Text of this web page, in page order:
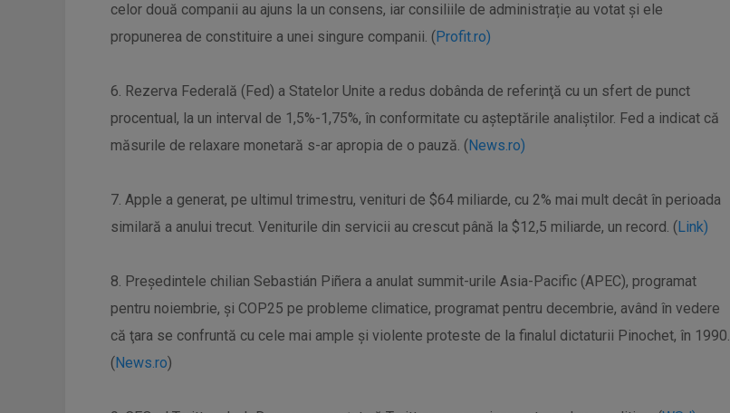
celor două companii au ajuns la un consens, iar consiliile de administrație au votat și ele
propunerea de constituire a unei singure companii. (Profit.ro)
6. Rezerva Federală (Fed) a Statelor Unite a redus dobânda de referinţă cu un sfert de punct
procentual, la un interval de 1,5%-1,75%, în conformitate cu aşteptările analiştilor. Fed a indicat că
măsurile de relaxare monetară s-ar apropia de o pauză. (News.ro)
7. Apple a generat, pe ultimul trimestru, venituri de $64 miliarde, cu 2% mai mult decât în perioada
similară a anului trecut. Veniturile din servicii au crescut până la $12,5 miliarde, un record. (Link)
8. Preşedintele chilian Sebastián Piñera a anulat summit-urile Asia-Pacific (APEC), programat
pentru noiembrie, şi COP25 pe probleme climatice, programat pentru decembrie, având în vedere
că ţara se confruntă cu cele mai ample şi violente proteste de la finalul dictaturii Pinochet, în 1990.
(News.ro)